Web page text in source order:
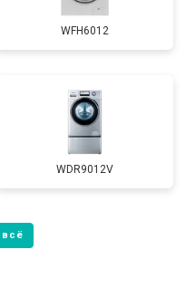
WFH6012
WDR9012V